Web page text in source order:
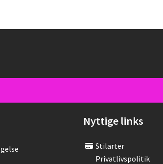
Nyttige links
Stilarter
Privatlivspolitik